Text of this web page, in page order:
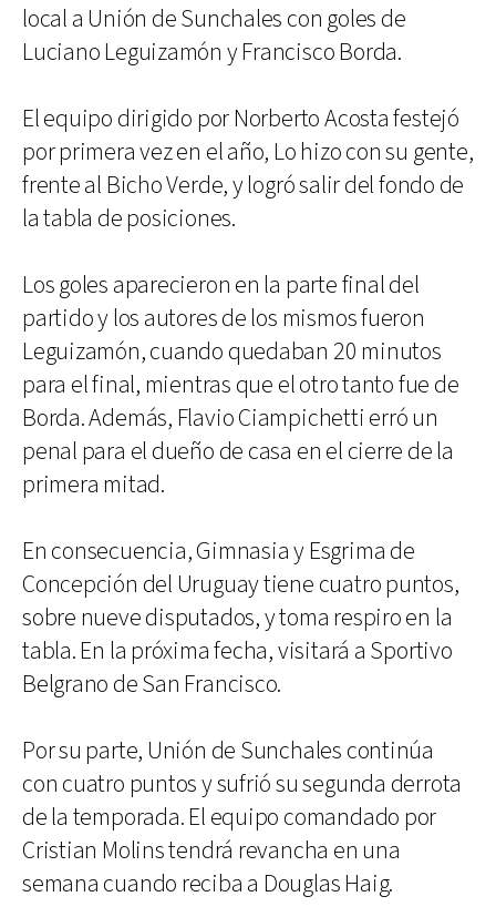
local a Unión de Sunchales con goles de
Luciano Leguizamón y Francisco Borda.
El equipo dirigido por Norberto Acosta festejó
por primera vez en el año, Lo hizo con su gente,
frente al Bicho Verde, y logró salir del fondo de
la tabla de posiciones.
Los goles aparecieron en la parte final del
partido y los autores de los mismos fueron
Leguizamón, cuando quedaban 20 minutos
para el final, mientras que el otro tanto fue de
Borda. Además, Flavio Ciampichetti erró un
penal para el dueño de casa en el cierre de la
primera mitad.
En consecuencia, Gimnasia y Esgrima de
Concepción del Uruguay tiene cuatro puntos,
sobre nueve disputados, y toma respiro en la
tabla. En la próxima fecha, visitará a Sportivo
Belgrano de San Francisco.
Por su parte, Unión de Sunchales continúa
con cuatro puntos y sufrió su segunda derrota
de la temporada. El equipo comandado por
Cristian Molins tendrá revancha en una
semana cuando reciba a Douglas Haig.